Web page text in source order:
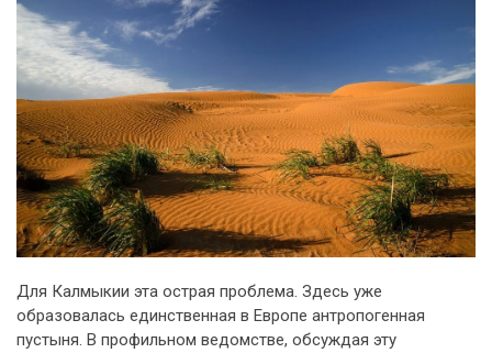
Для Калмыкии эта острая проблема. Здесь уже
образовалась единственная в Европе антропогенная
пустыня. В профильном ведомстве, обсуждая эту